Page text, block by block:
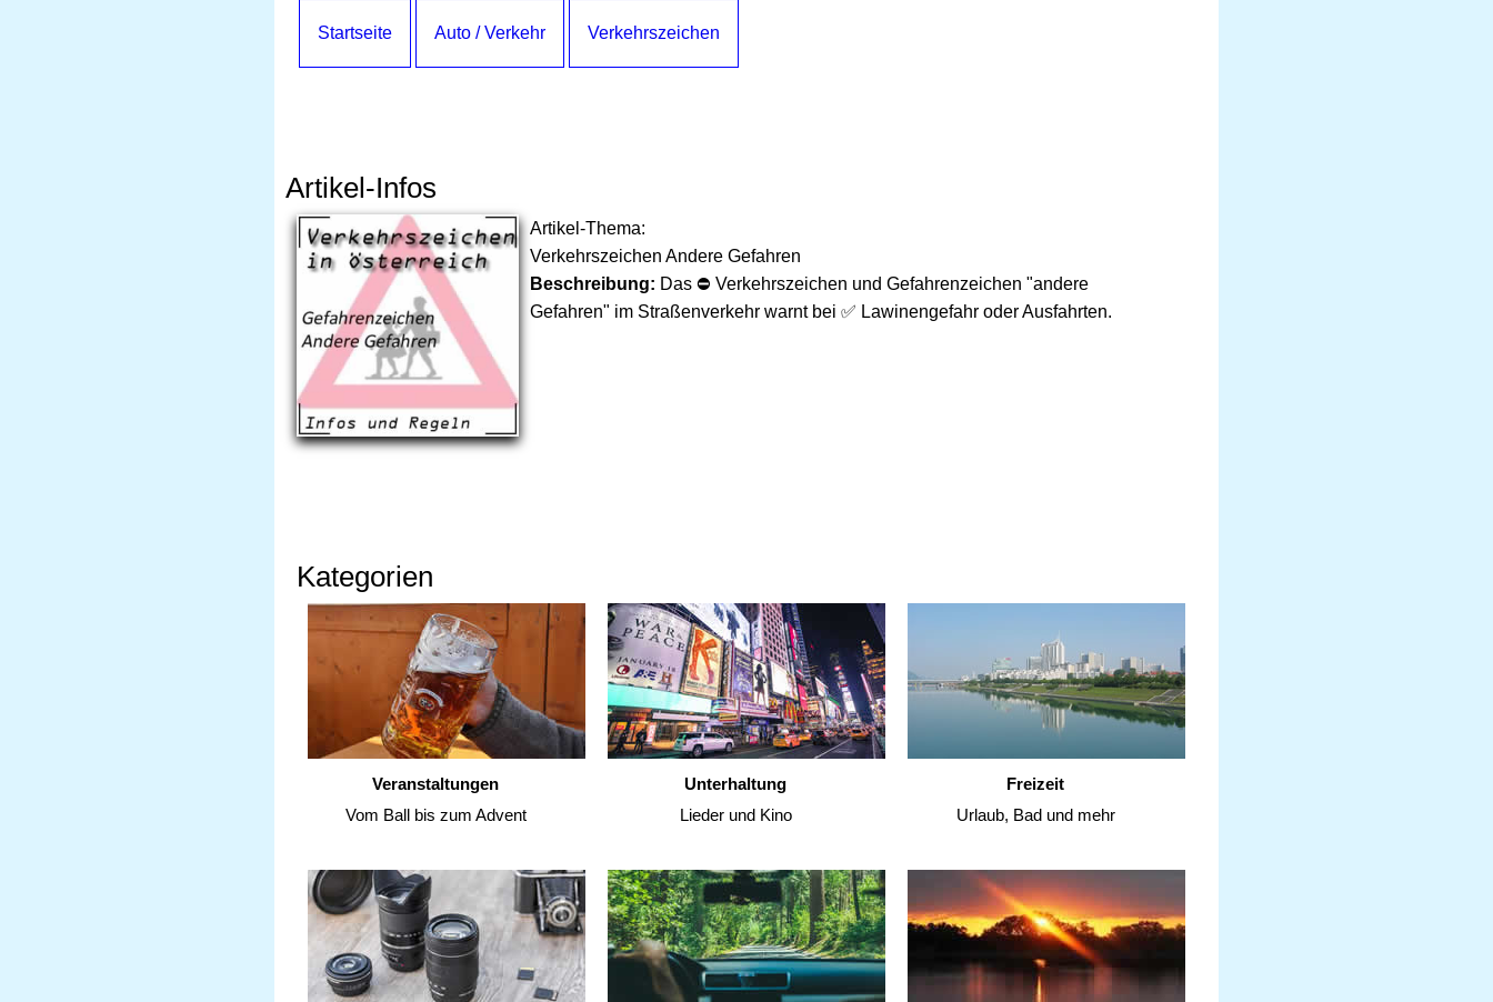
Startseite Auto / Verkehr Verkehrszeichen
Artikel-Infos
Artikel-Thema:
Verkehrszeichen Andere Gefahren
Beschreibung: Das ⛔ Verkehrszeichen und Gefahrenzeichen "andere
Gefahren" im Straßenverkehr warnt bei ✅ Lawinengefahr oder Ausfahrten.
Kategorien
Veranstaltungen
Vom Ball bis zum Advent
Unterhaltung
Lieder und Kino
Freizeit
Urlaub, Bad und mehr